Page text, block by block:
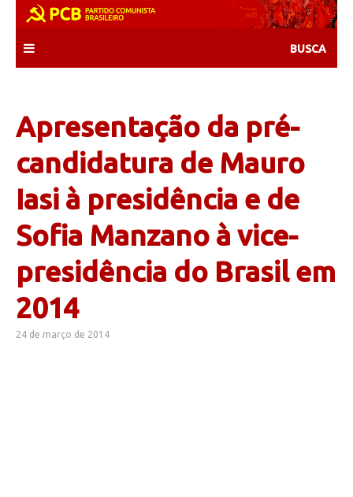
content
Apresentação da pré-
candidatura de Mauro
Iasi à presidência e de
Sofia Manzano à vice-
presidência do Brasil em
2014
24 de março de 2014